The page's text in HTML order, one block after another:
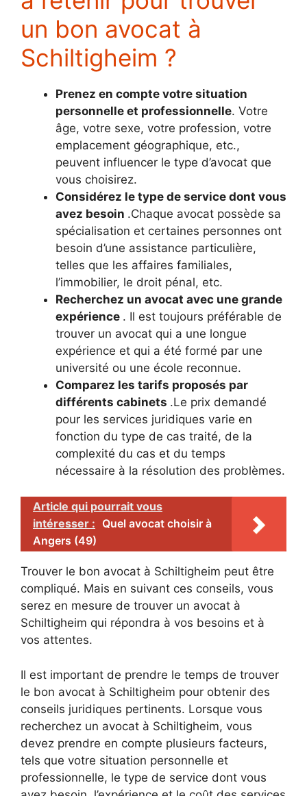
un bon avocat à
Schiltigheim ?
Prenez en compte votre situation
personnelle et professionnelle. Votre
âge, votre sexe, votre profession, votre
emplacement géographique, etc.,
peuvent influencer le type d’avocat que
vous choisirez.
Considérez le type de service dont vous
avez besoin .Chaque avocat possède sa
spécialisation et certaines personnes ont
besoin d’une assistance particulière,
telles que les affaires familiales,
l’immobilier, le droit pénal, etc.
Recherchez un avocat avec une grande
expérience . Il est toujours préférable de
trouver un avocat qui a une longue
expérience et qui a été formé par une
université ou une école reconnue.
Comparez les tarifs proposés par
différents cabinets .Le prix demandé
pour les services juridiques varie en
fonction du type de cas traité, de la
complexité du cas et du temps
nécessaire à la résolution des problèmes.
Article qui pourrait vous
intéresser : Quel avocat choisir à
Angers (49)
Trouver le bon avocat à Schiltigheim peut être
compliqué. Mais en suivant ces conseils, vous
serez en mesure de trouver un avocat à
Schiltigheim qui répondra à vos besoins et à
vos attentes.
Il est important de prendre le temps de trouver
le bon avocat à Schiltigheim pour obtenir des
conseils juridiques pertinents. Lorsque vous
recherchez un avocat à Schiltigheim, vous
devez prendre en compte plusieurs facteurs,
tels que votre situation personnelle et
professionnelle, le type de service dont vous